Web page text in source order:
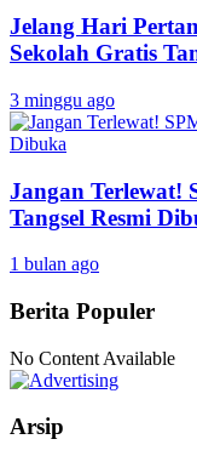
Jelang Hari
Sekolah Gratis
3 minggu ago
Jangan Terlewat!
Tangsel Resmi
1 bulan ago
Berita Populer
No Content Available
Arsip